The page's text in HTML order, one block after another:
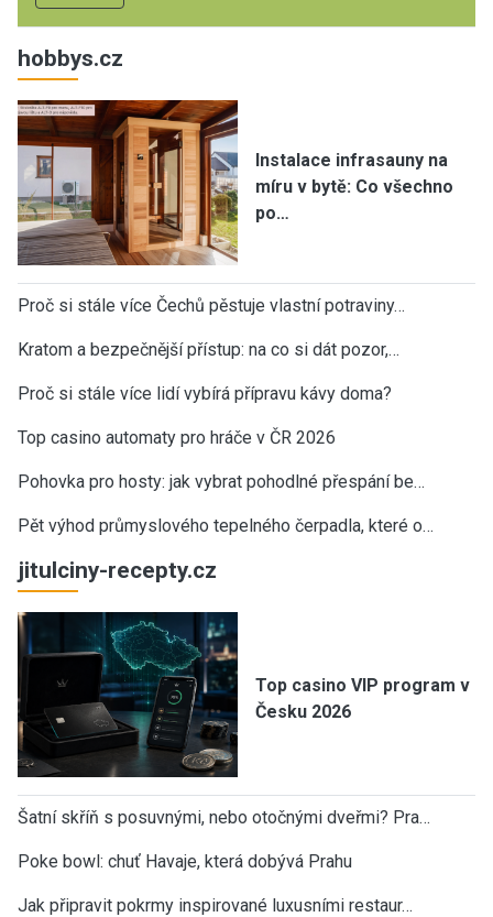
hobbys.cz
Instalace infrasauny na
míru v bytě: Co všechno
po…
Proč si stále více Čechů pěstuje vlastní potraviny…
Kratom a bezpečnější přístup: na co si dát pozor,…
Proč si stále více lidí vybírá přípravu kávy doma?
Top casino automaty pro hráče v ČR 2026
Pohovka pro hosty: jak vybrat pohodlné přespání be…
Pět výhod průmyslového tepelného čerpadla, které o…
jitulciny-recepty.cz
Top casino VIP program v
Česku 2026
Šatní skříň s posuvnými, nebo otočnými dveřmi? Pra…
Poke bowl: chuť Havaje, která dobývá Prahu
Jak připravit pokrmy inspirované luxusními restaur…